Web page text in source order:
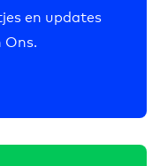
en updates
Ons.